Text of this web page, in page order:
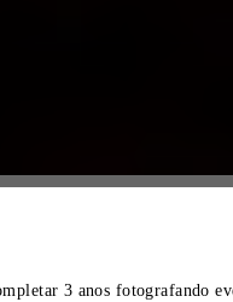
3 anos fotografando